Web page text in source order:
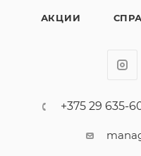
АКЦИИ
+375 29 635-